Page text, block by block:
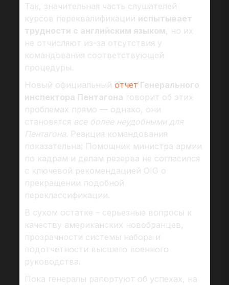
Так, значительная часть слушателей
курсов переквалификации испытывает
трудности с английским языком, но их
не отчисляют из-за отсутствия у
командования соответствующей
процедуры.
Новый официальный отчет Генерального
инспектора Пентагона говорит об этих
проблемах прямо — однако, они
становятся все более неудобными для
Пентагона. Реакция командования
показательна: Помощник министра армии
по кадрам и делам резерва не согласился
с ключевой рекомендацией OIG о
прекращении подобной
переклассификации.
В сухом остатке – серьезные вопросы к
качеству американских новобранцев,
прозрачности системы набора и
подотчетности высшего военного
руководства.
Пока генералы рапортуют об успехах, на